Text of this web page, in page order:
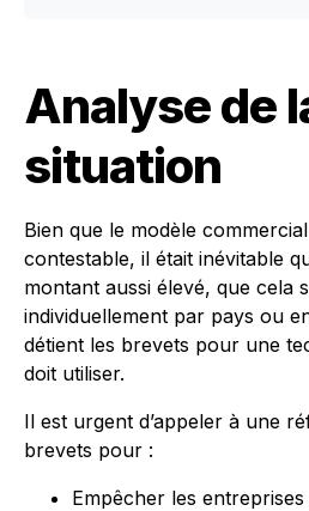
Analyse de
situation
Bien que le modèle commercial
contestable, il était inévitable
montant aussi élevé, que cela
individuellement par pays ou
détient les brevets pour une
doit utiliser.
Il est urgent d’appeler à une
brevets pour :
Empêcher les